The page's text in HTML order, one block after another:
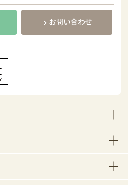
お問い合わせ